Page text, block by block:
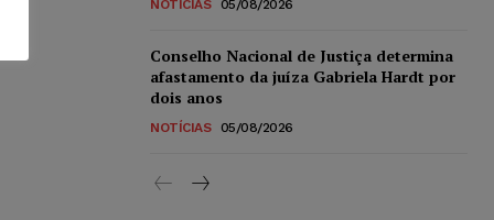
NOTÍCIAS 05/08/2026
Conselho Nacional de Justiça determina
afastamento da juíza Gabriela Hardt por
dois anos
NOTÍCIAS 05/08/2026